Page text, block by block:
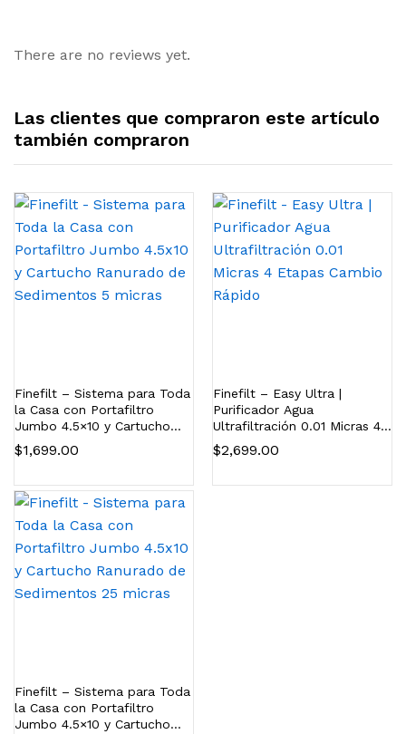
There are no reviews yet.
Las clientes que compraron este artículo
también compraron
Finefilt – Sistema para Toda
la Casa con Portafiltro
Jumbo 4.5×10 y Cartucho
Ranurado de Sedimentos 5
micras
$1,699.00
Finefilt – Easy Ultra |
Purificador Agua
Ultrafiltración 0.01 Micras 4
Etapas Cambio Rápido
$2,699.00
Finefilt – Sistema para Toda
la Casa con Portafiltro
Jumbo 4.5×10 y Cartucho